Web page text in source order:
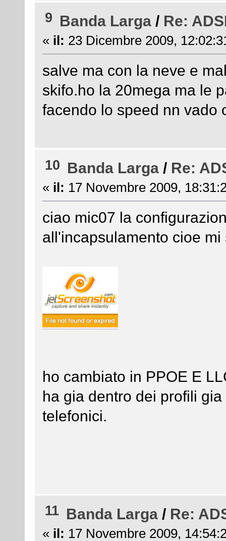
9 Banda Larga / Re:
« il: 23 Dicembre 2009,
salve ma con la neve e
skifo.ho la 20mega ma le
facendo lo speed nn vado
10 Banda Larga / Re:
« il: 17 Novembre 2009,
ciao mic07 la
all'incapsulamento cioe
ho cambiato in PPOE E
ha gia dentro dei profili
telefonici.
11 Banda Larga / Re:
« il: 17 Novembre 2009,